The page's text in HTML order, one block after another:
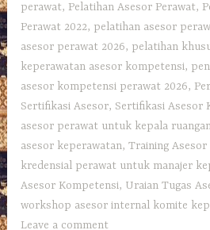
perawat, Pelatihan Asesor Perawat,
Perawat 2022, pelatihan asesor
asesor perawat 2026, pelatihan
keperawatan asesor kompetensi,
asesor kompetensi perawat 2026,
Sertifikasi Asesor, Sertifikasi Asesor
asesor perawat untuk kepala
asesor keperawatan,Training
kredensial perawat untuk manajer
Asesor Kompetensi, Uraian Tugas
workshop asesor internal komite
Leave a comment